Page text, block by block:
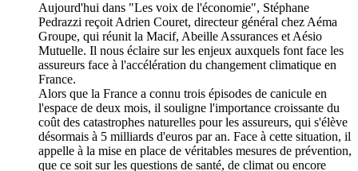
Aujourd'hui dans "Les voix de l'économie", Stéphane
Pedrazzi reçoit Adrien Couret, directeur général chez Aéma
Groupe, qui réunit la Macif, Abeille Assurances et Aésio
Mutuelle. Il nous éclaire sur les enjeux auxquels font face les
assureurs face à l'accélération du changement climatique en
France.
Alors que la France a connu trois épisodes de canicule en
l'espace de deux mois, il souligne l'importance croissante du
coût des catastrophes naturelles pour les assureurs, qui s'élève
désormais à 5 milliards d'euros par an. Face à cette situation, il
appelle à la mise en place de véritables mesures de prévention,
que ce soit sur les questions de santé, de climat ou encore